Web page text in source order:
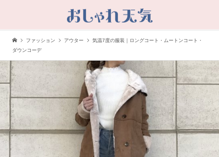
ファッション アウター
気温7度の服装｜ロングコート・ムートンコート・
ダウンコーデ